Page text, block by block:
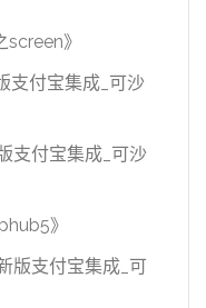
screen》
支付宝集成_可沙
支付宝集成_可沙
》
版支付宝集成_可